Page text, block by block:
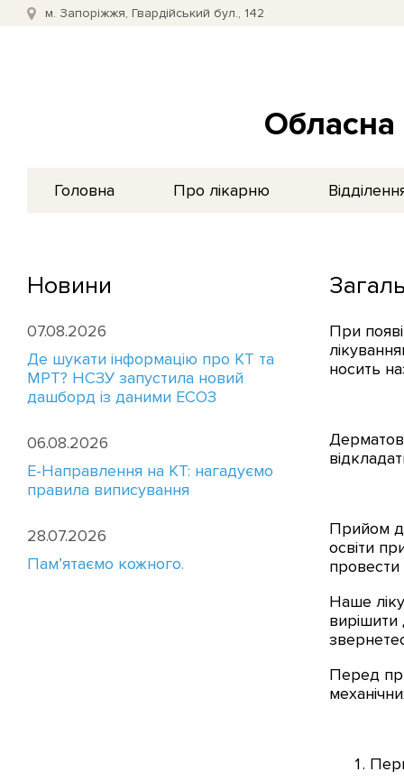
м. Запоріжжя, Гвардійський бул., 142
Обласна
Головна Про лікарню
Новини
07.08.2026
Де шукати інформацію про КТ та
МРТ? НСЗУ запустила новий
дашборд із даними ЕСОЗ
06.08.2026
E-Направлення на КТ: нагадуємо
правила виписування
28.07.2026
Пам’ятаємо кожного.
При
носить
Прийом
освіти
Наше
вирішити
Перед